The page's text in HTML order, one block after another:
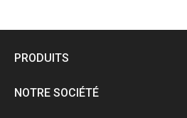
PRODUITS
NOTRE SOCIÉTÉ